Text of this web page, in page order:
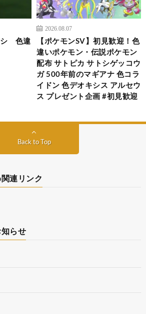
シ 色違
2026.08.07
【ポケモンSV】初見歓迎！色
違いポケモン・伝説ポケモン
配布 サトピカ サトシゲッコウ
ガ 500年前のマギアナ 色コラ
イドン 色デオキシス アルセウ
ス プレゼント企画 #初見歓迎
Back to Top
連リンク
らせ